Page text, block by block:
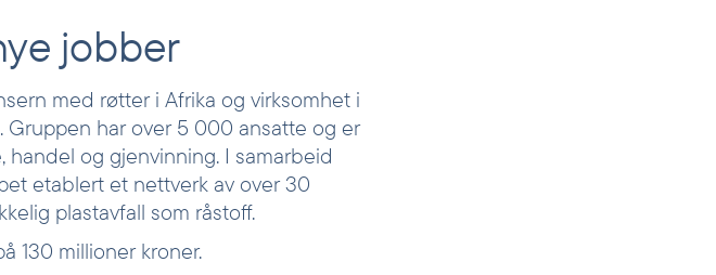
jobber
med røtter i Afrika og virksomhet i
Gruppen har over 5 000 ansatte og er
og gjenvinning. I samarbeid
etablert et nettverk av over 30
plastavfall som råstoff.
130 millioner kroner.